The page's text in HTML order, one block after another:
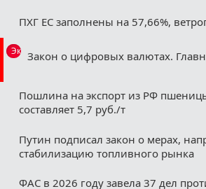
ПХГ ЕС заполнены на 57,66%,
Эксклюзив
Закон о цифровых валютах.
Пошлина на экспорт из РФ
составляет 5,7 руб./т
Путин подписал закон о мерах,
стабилизацию топливного рынка
ФАС в 2026 году завела 37 дел